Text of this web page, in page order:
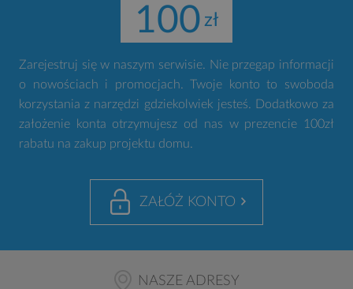
100
Zarejestruj się w naszym serwisie. Nie przegap informacji
o nowościach i promocjach. Twoje konto to swoboda
korzystania z narzędzi gdziekolwiek jesteś. Dodatkowo za
założenie konta otrzymujesz od nas w prezencie 100zł
rabatu na zakup projektu domu.
ZAŁÓŻ KONTO
NASZE ADRESY